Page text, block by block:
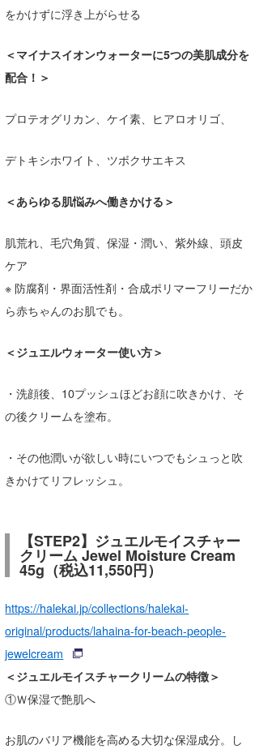
をかけずに浮き上がらせる
＜マイナスイオンウォーターに5つの美肌成分を
配合！＞
プロテオグリカン、ケイ素、ヒアロオリゴ、
デトキシホワイト、ツボクサエキス
＜あらゆる肌悩みへ働きかける＞
肌荒れ、毛穴角質、保湿・潤い、紫外線、頭皮
ケア
※ 防腐剤・界面活性剤・合成ポリマーフリーだか
ら赤ちゃんのお肌でも。
＜ジュエルウォーター使い方＞
・洗顔後、10プッシュほどお顔に吹きかけ、そ
の後クリームを塗布。
・その他潤いが欲しい時にいつでもシュっと吹
きかけてリフレッシュ。
【STEP2】ジュエルモイスチャー
クリーム Jewel Moisture Cream
45g（税込11,550円）
https://halekai.jp/collections/halekai-
original/products/lahaina-for-beach-people-
jewelcream
＜ジュエルモイスチャークリームの特徴＞
①Ｗ保湿で艶肌へ
お肌のバリア機能を高める大切な保湿成分。し